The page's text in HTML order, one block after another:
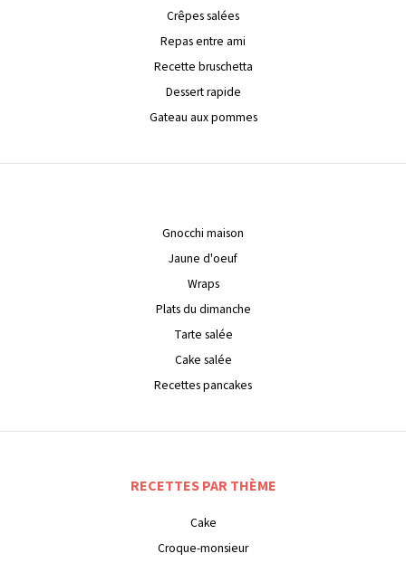
Crêpes salées
Repas entre ami
Recette bruschetta
Dessert rapide
Gateau aux pommes
Gnocchi maison
Jaune d'oeuf
Wraps
Plats du dimanche
Tarte salée
Cake salée
Recettes pancakes
RECETTES PAR THÈME
Cake
Croque-monsieur